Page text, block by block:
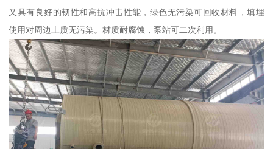
又具有良好的韧性和高抗冲击性能，绿色无污染可回收材料，填埋
使用对周边土质无污染。材质耐腐蚀，泵站可二次利用。